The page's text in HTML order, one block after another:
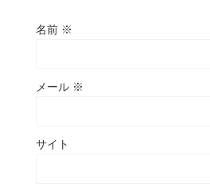
名前 ※
メール ※
サイト